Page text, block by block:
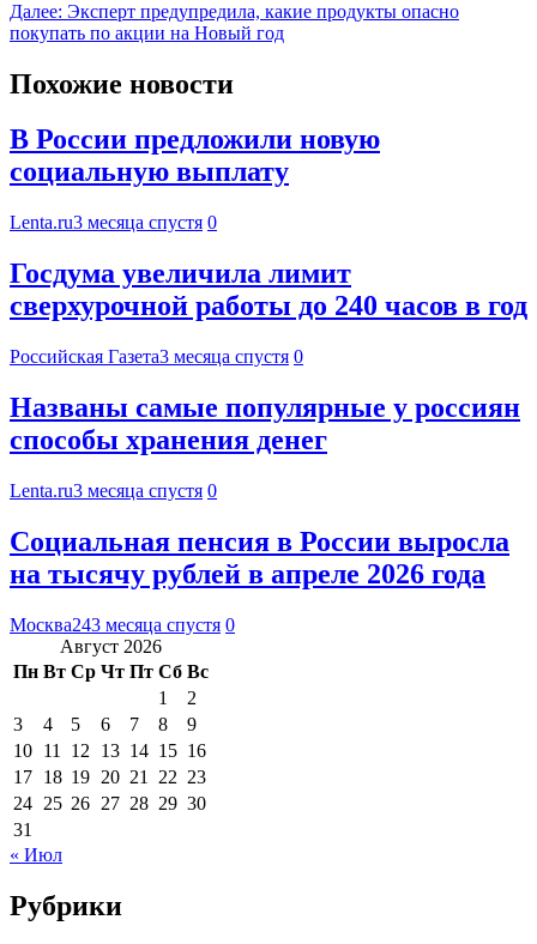
Далее: Эксперт предупредила, какие продукты опасно
покупать по акции на Новый год
Похожие новости
В России предложили новую
социальную выплату
Lenta.ru3 месяца спустя 0
Госдума увеличила лимит
сверхурочной работы до 240 часов в год
Российская Газета3 месяца спустя 0
Названы самые популярные у россиян
способы хранения денег
Lenta.ru3 месяца спустя 0
Социальная пенсия в России выросла
на тысячу рублей в апреле 2026 года
Москва243 месяца спустя 0
Август 2026
Пн Вт Ср Чт Пт Сб Вс
1
2
3
4 5 6 7 8
9
10 11 12 13 14 15 16
17 18 19 20 21 22 23
24 25 26 27 28 29 30
31
« Июл
Рубрики